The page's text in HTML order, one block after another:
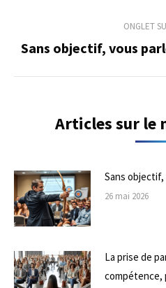
commentaire
ONGLET
Sans objectif, vous
Articles sur le
Sans objectif,
26 mai 2026
La prise de
compétence,